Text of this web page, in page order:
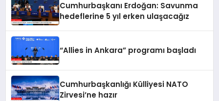
Cumhurbaşkanı Erdoğan: Savunma
hedeflerine 5 yıl erken ulaşacağız
“Allies in Ankara” programı başladı
Cumhurbaşkanlığı Külliyesi NATO
Zirvesi’ne hazır